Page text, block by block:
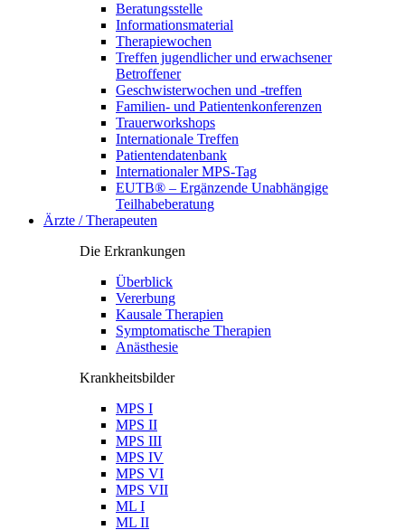
Beratungsstelle
Informationsmaterial
Therapiewochen
Treffen jugendlicher und erwachsener
Betroffener
Geschwisterwochen und -treffen
Familien- und Patientenkonferenzen
Trauerworkshops
Internationale Treffen
Patientendatenbank
Internationaler MPS-Tag
EUTB® – Ergänzende Unabhängige
Teilhabeberatung
Ärzte / Therapeuten
Die Erkrankungen
Überblick
Vererbung
Kausale Therapien
Symptomatische Therapien
Anästhesie
Krankheitsbilder
MPS I
MPS II
MPS III
MPS IV
MPS VI
MPS VII
ML I
ML II